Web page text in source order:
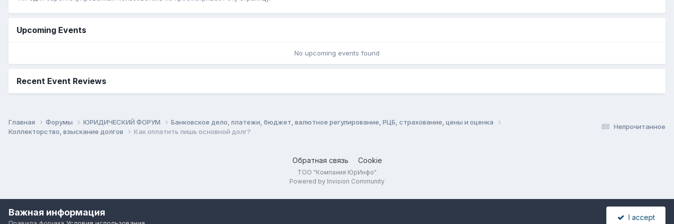
Upcoming Events
No upcoming events found
Recent Event Reviews
Непрочитанное
Главная Форумы ЮРИДИЧЕСКИЙ ФОРУМ
Банковское дело, платежи, бюджет, валютное регулирование, РЦБ, страхование, цены и оценка
Коллекторство, взыскание долгов
Как оплатить лишь основной долг?
Обратная связь Cookie
ТОО "Компания ЮрИнфо"
Powered by Invision Community
Важная информация I accept